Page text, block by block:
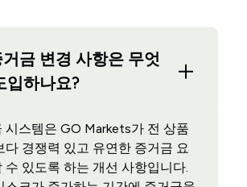
금 변경 사항은 무엇
입하나요?
시스템은 GO Markets가 전 상품
다 경쟁력 있고 유연한 증거금 요
수 있도록 하는 개선 사항입니다.